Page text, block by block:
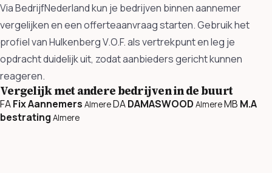
Via BedrijfNederland kun je bedrijven binnen aannemer
vergelijken en een offerteaanvraag starten. Gebruik het
profiel van Hulkenberg V.O.F. als vertrekpunt en leg je
opdracht duidelijk uit, zodat aanbieders gericht kunnen
reageren.
Vergelijk met andere bedrijven in de buurt
FAFix Aannemers AlmereDADAMASWOOD AlmereMB M.A
bestrating Almere